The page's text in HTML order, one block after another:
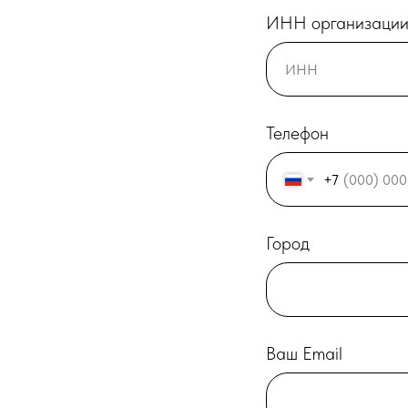
ИНН организации
Телефон
+7
Город
Ваш Email